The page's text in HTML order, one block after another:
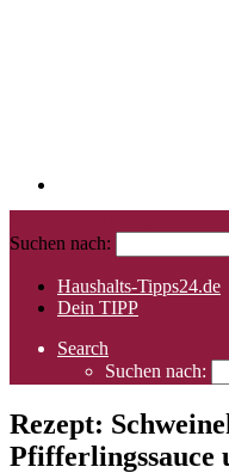
Suchen nach:
Haushalts-Tipps24.de
Dein TIPP
Search
Suchen nach:
Rezept:
Pfifferlingssauce